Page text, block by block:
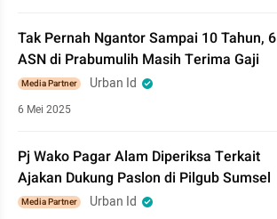
Tak Pernah Ngantor Sampai 10 Tahun, 6
ASN di Prabumulih Masih Terima Gaji
Media Partner Urban Id
6 Mei 2025
Pj Wako Pagar Alam Diperiksa Terkait
Ajakan Dukung Paslon di Pilgub Sumsel
Media Partner Urban Id